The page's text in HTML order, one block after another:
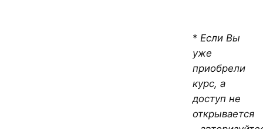
* Если Вы
уже
приобрели
курс, а
доступ не
открывается